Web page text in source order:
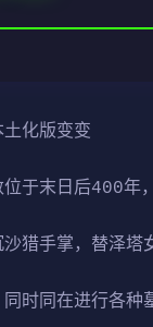
化版变变
于末日后400年
猎手掌，替泽塔
时同在进行各种